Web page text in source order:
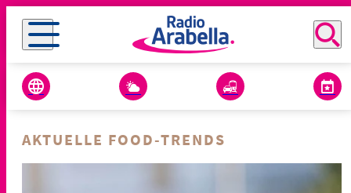
AKTUELLE FOOD-TRENDS